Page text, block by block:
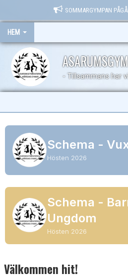
SOMMARGYMPAN
HEM
- Tillsammans har
NYHETER
KALENDER
Schema -
Hösten 2026
Schema -
Ungdom
Hösten 2026
Välkommen hit!